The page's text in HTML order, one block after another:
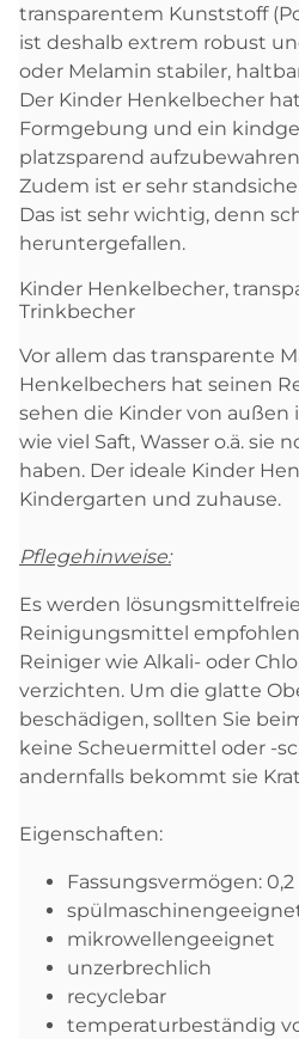
transparentem Kunststoff
ist deshalb extrem robust
oder Melamin stabiler,
Der Kinder Henkelbecher
Formgebung und ein
platzsparend
Zudem ist er sehr
Das ist sehr wichtig, denn
heruntergefallen.
Kinder Henkelbecher,
Trinkbecher
Vor allem das transparente
Henkelbechers hat seinen
sehen die Kinder von außen
wie viel Saft, Wasser o.ä. sie
haben. Der ideale Kinder
Kindergarten und zuhause.
Pflegehinweise:
Es werden
Reinigungsmittel
Reiniger wie Alkali- oder
verzichten. Um die glatte
beschädigen, sollten Sie
keine Scheuermittel oder -
andernfalls bekommt sie
Eigenschaften:
Fassungsvermögen:
mikrowellengeeignet
unzerbrechlich
recyclebar
temperaturbeständig